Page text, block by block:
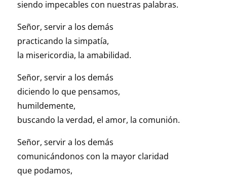
siendo impecables con nuestras palabras.
Señor, servir a los demás
practicando la simpatía,
la misericordia, la amabilidad.
Señor, servir a los demás
diciendo lo que pensamos,
humildemente,
buscando la verdad, el amor, la comunión.
Señor, servir a los demás
comunicándonos con la mayor claridad
que podamos,